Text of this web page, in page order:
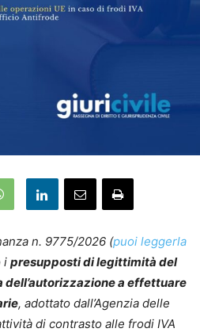
n. 9775/2026 (puoi leggerla
i presupposti di legittimità del
a effettuare
, adottato dall’Agenzia delle
di contrasto alle frodi IVA